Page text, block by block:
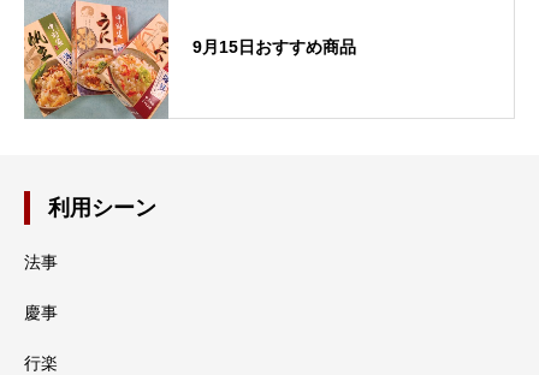
9月15日おすすめ商品
利用シーン
法事
慶事
行楽